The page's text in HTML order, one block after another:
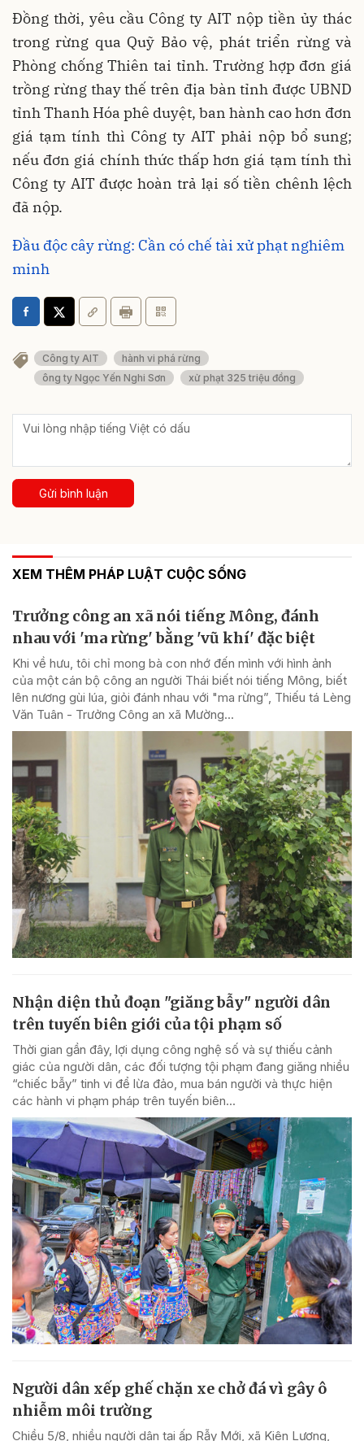
Đồng thời, yêu cầu Công ty AIT nộp tiền ủy thác
trong rừng qua Quỹ Bảo vệ, phát triển rừng và
Phòng chống Thiên tai tỉnh. Trường hợp đơn giá
trồng rừng thay thế trên địa bàn tỉnh được UBND
tỉnh Thanh Hóa phê duyệt, ban hành cao hơn đơn
giá tạm tính thì Công ty AIT phải nộp bổ sung;
nếu đơn giá chính thức thấp hơn giá tạm tính thì
Công ty AIT được hoàn trả lại số tiền chênh lệch
đã nộp.
Đầu độc cây rừng: Cần có chế tài xử phạt nghiêm
minh
Công ty AIT
hành vi phá rừng
ông ty Ngọc Yến Nghi Sơn
xử phạt 325 triệu đồng
Gửi bình luận
XEM THÊM PHÁP LUẬT CUỘC SỐNG
Trưởng công an xã nói tiếng Mông, đánh
nhau với 'ma rừng' bằng 'vũ khí' đặc biệt
Khi về hưu, tôi chỉ mong bà con nhớ đến mình với hình ảnh
của một cán bộ công an người Thái biết nói tiếng Mông, biết
lên nương gùi lúa, giỏi đánh nhau với "ma rừng”, Thiếu tá Lèng
Văn Tuân - Trưởng Công an xã Mường...
Nhận diện thủ đoạn "giăng bẫy" người dân
trên tuyến biên giới của tội phạm số
Thời gian gần đây, lợi dụng công nghệ số và sự thiếu cảnh
giác của người dân, các đối tượng tội phạm đang giăng nhiều
“chiếc bẫy” tinh vi để lừa đảo, mua bán người và thực hiện
các hành vi phạm pháp trên tuyến biên...
Người dân xếp ghế chặn xe chở đá vì gây ô
nhiễm môi trường
Chiều 5/8, nhiều người dân tại ấp Rẫy Mới, xã Kiên Lương,